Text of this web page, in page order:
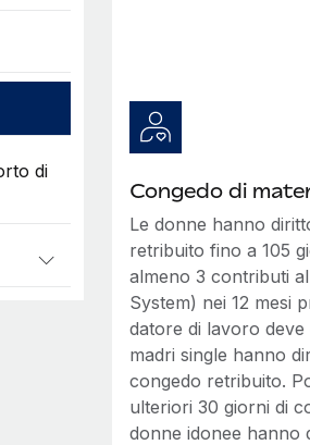
di
Congedo di
Le donne hanno
retribuito fino a 105
almeno 3 contributi
System) nei 12 mesi
datore di lavoro
madri single hanno
congedo retribuito.
ulteriori 30 giorni di
donne idonee hanno